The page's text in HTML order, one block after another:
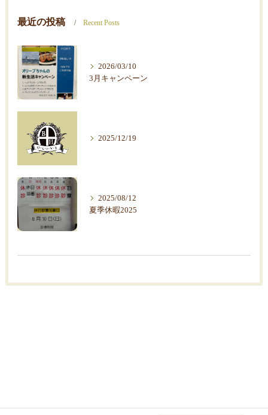
最近の投稿 Recent Posts
2026/03/10
3月キャンペーン
2025/12/19
2025/08/12
夏季休暇2025